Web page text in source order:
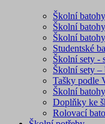
Školní
Školní
Školní
Studentské
Školní sety -
Školní sety
Tašky podle
Školní
Doplňky ke
Rolovací